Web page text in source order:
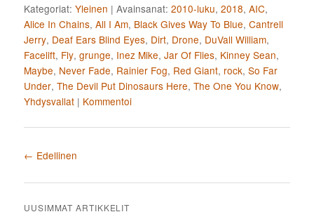
Kategoriat: Yleinen |Avainsanat: 2010-luku,2018,AIC,
Alice In Chains,All I Am, Black Gives Way To Blue,Cantrell
Jerry, Deaf Ears Blind Eyes, Dirt, Drone, DuVall William,
Facelift, Fly,grunge, Inez Mike,Jar Of Flies, Kinney Sean,
Maybe, Never Fade, Rainier Fog, Red Giant, rock,So Far
Under,The Devil Put Dinosaurs Here,The One You Know,
Yhdysvallat | Kommentoi
Artikkelien selaus
← Edellinen
UUSIMMAT ARTIKKELIT